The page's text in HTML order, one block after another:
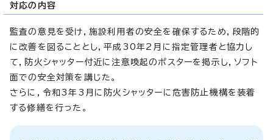
対応の内容
監査の意見を受け，施設利用者の安全を確保するため，段階的
に改善を図ることとし，平成30年2月に指定管理者と協力し
て，防火シャッター付近に注意喚起のポスターを掲示し，ソフト
面での安全対策を講じた。
さらに，令和3年3月に防火シャッターに危害防止機構を装着
する修繕を行った。